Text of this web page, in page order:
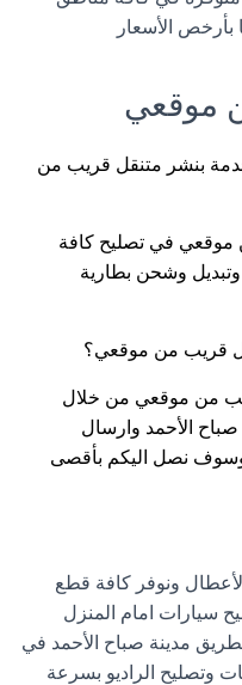
بأرخص الأسعار
موقعي
بنشر متنقل قريب من
في تصليح كافة
وتبديل وشحن بطارية
قريب من موقعي؟
من موقعي من خلال
الأحمد وارسال
نصل اليكم بأقصى
ونوفر كافة قطع
سيارات امام المنزل
مدينة صباح الأحمد في
وتصليح الراديو بسرعة